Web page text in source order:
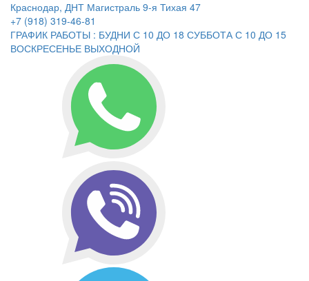
Краснодар, ДНТ Магистраль 9-я Тихая 47
+7 (918) 319-46-81
ГРАФИК РАБОТЫ : БУДНИ С 10 ДО 18 СУББОТА С 10 ДО 15
ВОСКРЕСЕНЬЕ ВЫХОДНОЙ